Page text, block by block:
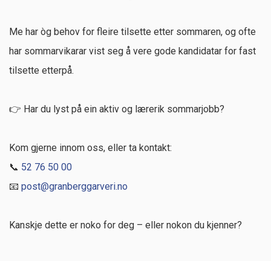
Slirekurs
Knivslirer
10 års jubileum for Fabrikkutsalget
Skjæremaskin
Me har òg behov for fleire tilsette etter sommaren, og ofte
har sommarvikarar vist seg å vere gode kandidatar for fast
tilsette etterpå.
👉 Har du lyst på ein aktiv og lærerik sommarjobb?
Kom gjerne innom oss, eller ta kontakt:
📞 52 76 50 00
📧 post@granberggarveri.no
Kanskje dette er noko for deg – eller nokon du kjenner?